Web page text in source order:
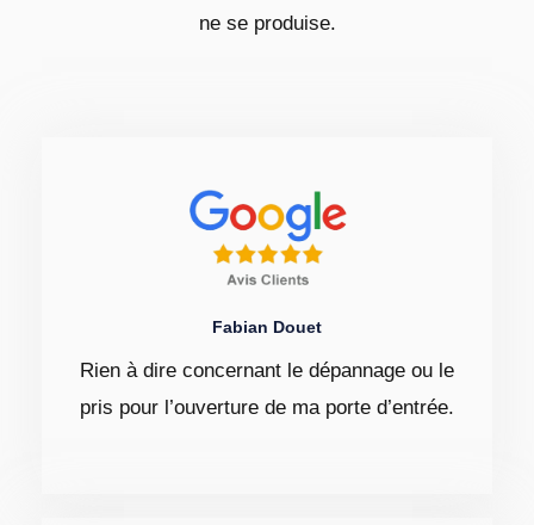
ne se produise.
Fabian Douet
Rien à dire concernant le dépannage ou le
pris pour l’ouverture de ma porte d’entrée.